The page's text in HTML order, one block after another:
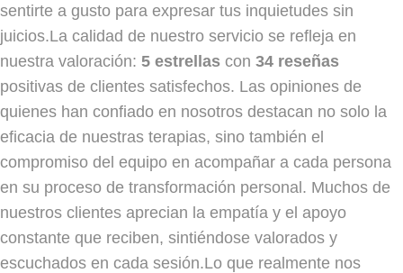
sentirte a gusto para expresar tus inquietudes sin
juicios.La calidad de nuestro servicio se refleja en
nuestra valoración: 5 estrellas con 34 reseñas
positivas de clientes satisfechos. Las opiniones de
quienes han confiado en nosotros destacan no solo la
eficacia de nuestras terapias, sino también el
compromiso del equipo en acompañar a cada persona
en su proceso de transformación personal. Muchos de
nuestros clientes aprecian la empatía y el apoyo
constante que reciben, sintiéndose valorados y
escuchados en cada sesión.Lo que realmente nos